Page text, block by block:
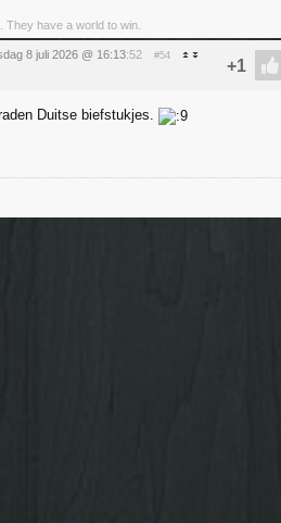
have a world to win.
8 juli 2026 @ 16:13:52 #54
Duitse biefstukjes.